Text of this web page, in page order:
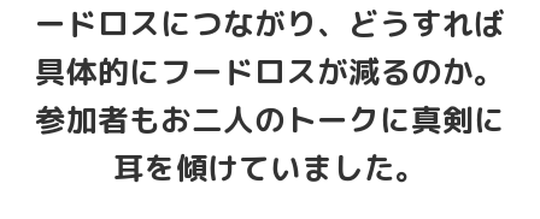
ードロスにつながり、どうすれば
具体的にフードロスが減るのか。
参加者もお二人のトークに真剣に
耳を傾けていました。